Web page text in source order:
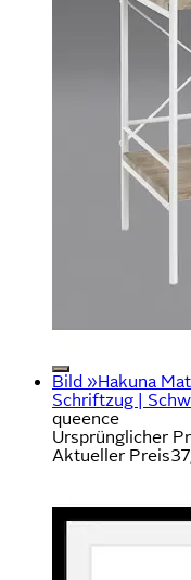
Bild »Hakuna
Schriftzug |
queence
Ursprünglicher
Aktueller Preis